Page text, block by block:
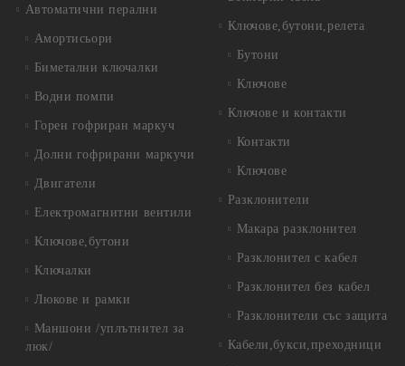
Автоматични перални
Амортисьори
Биметални ключалки
Водни помпи
Горен гофриран маркуч
Долни гофрирани маркучи
Двигатели
Електромагнитни вентили
Ключове,бутони
Ключалки
Люкове и рамки
Маншони /уплътнител за
люк/
Ключове,бутони,релета
Бутони
Ключове
Ключове и контакти
Контакти
Ключове
Разклонители
Макара разклонител
Разклонител с кабел
Разклонител без кабел
Разклонители със защита
Кабели,букси,преходници